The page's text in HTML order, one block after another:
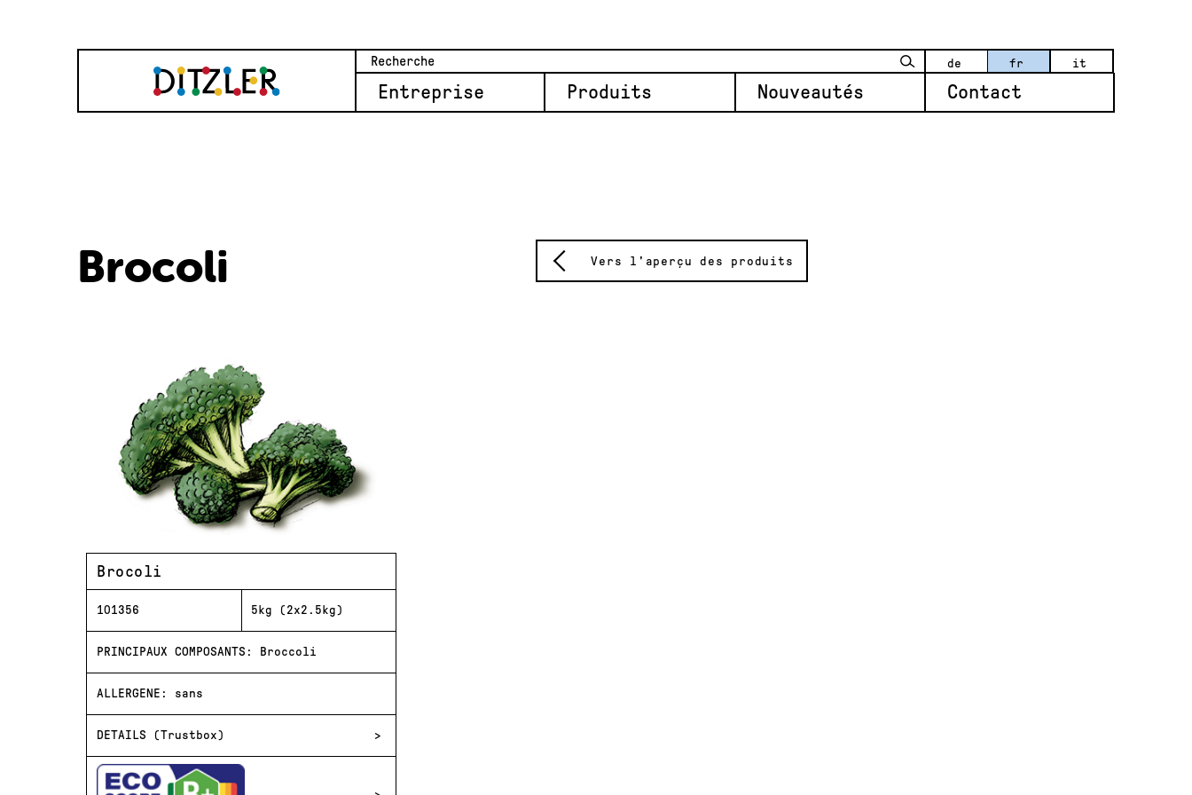
Entreprise Produits Nouveautés Contact
de it
fr
Brocoli Vers l'aperçu des produits
Brocoli
101356 5kg (2x2.5kg)
PRINCIPAUX COMPOSANTS: Broccoli
ALLERGENE: sans
DETAILS (Trustbox)